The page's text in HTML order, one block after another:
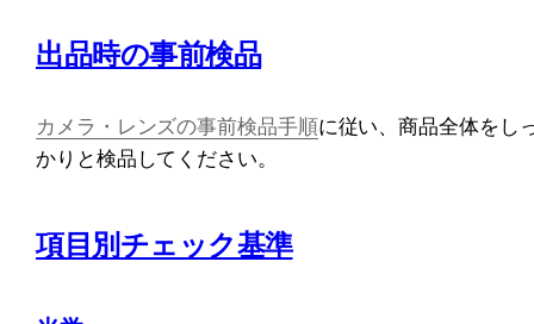
出品時の事前検品
カメラ・レンズの事前検品手順に従い、商品全体をし
かりと検品してください。
項目別チェック基準